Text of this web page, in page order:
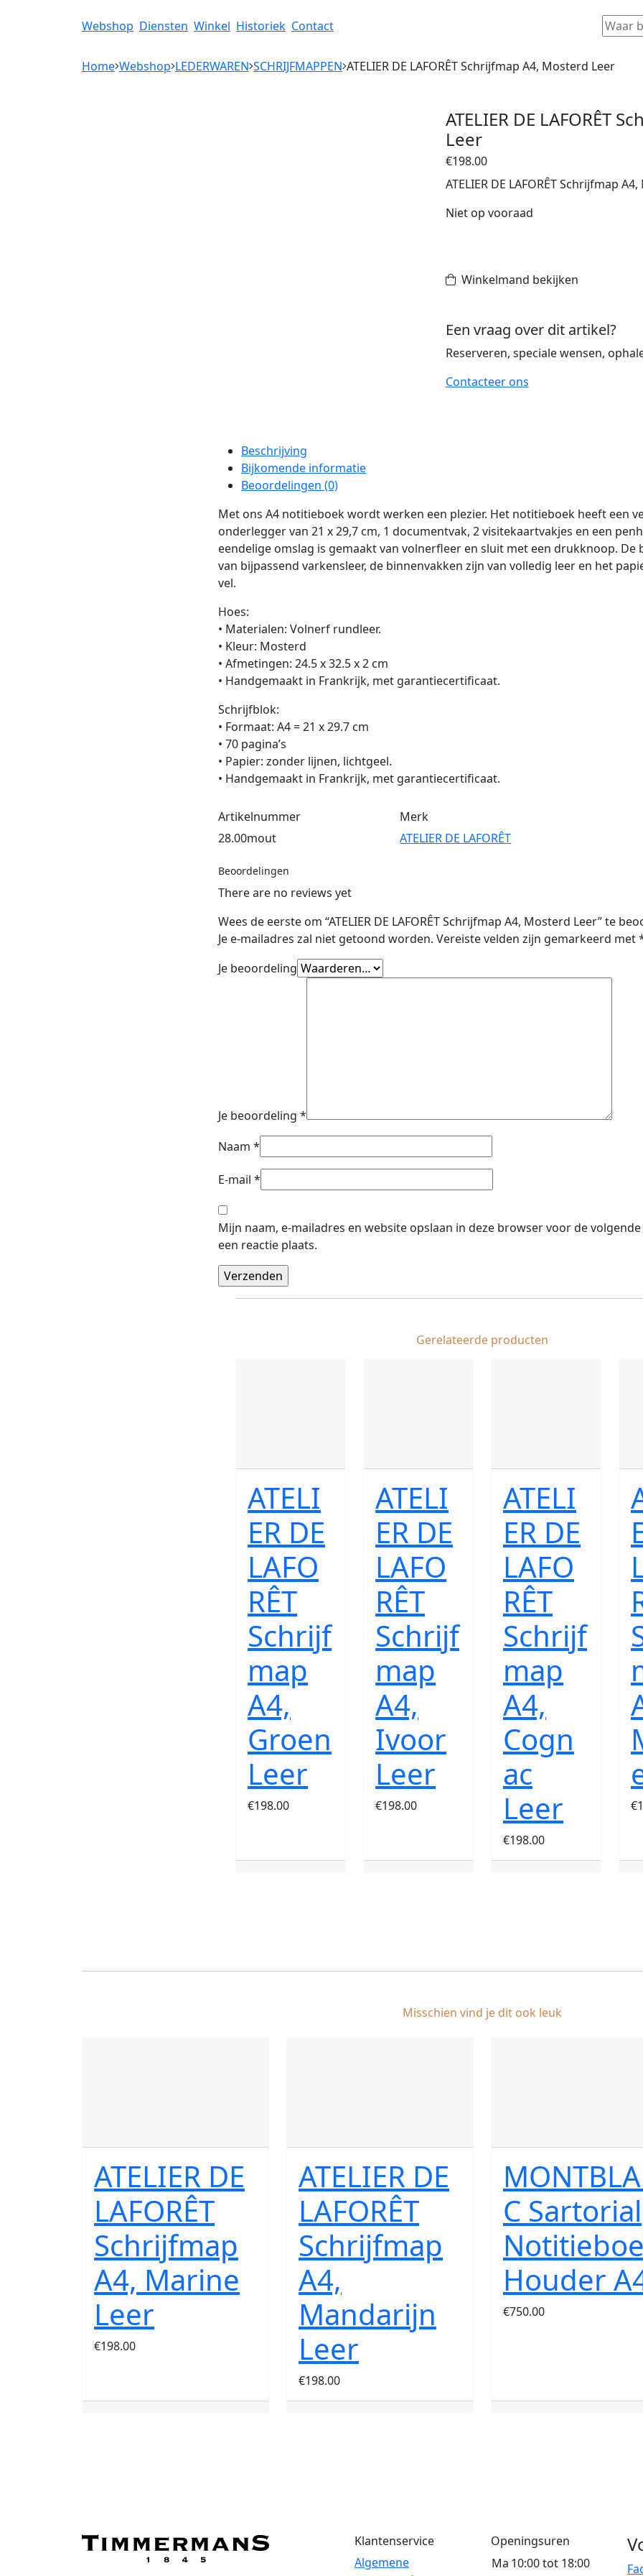
Webshop Diensten Winkel Historiek Contact Zoeken
Home Webshop LEDERWAREN SCHRIJFMAPPEN ATELIER DE LAFORÊT Schrijfmap A4, Mosterd Leer
ATELIER DE LAFORÊT
Leer
€198.00
ATELIER DE LAFORÊT Schrijfmap
Niet op vooraad
Winkelmand bekijken
Een vraag over dit artikel?
Reserveren, speciale wensen,
Contacteer ons
Beschrijving
Bijkomende informatie
Beoordelingen (0)
Met ons A4 notitieboek wordt werken een plezier. Het notitieboek heeft een
onderlegger van 21 x 29,7 cm, 1 documentvak, 2 visitekaartvakjes en een
eendelige omslag is gemaakt van volnerfleer en sluit met een drukknoop. De
van bijpassend varkensleer, de binnenvakken zijn van volledig leer en het
vel.
Hoes:
• Materialen: Volnerf rundleer.
• Kleur: Mosterd
• Afmetingen: 24.5 x 32.5 x 2 cm
• Handgemaakt in Frankrijk, met garantiecertificaat.
Schrijfblok:
• Formaat: A4 = 21 x 29.7 cm
• 70 pagina’s
• Papier: zonder lijnen, lichtgeel.
• Handgemaakt in Frankrijk, met garantiecertificaat.
Artikelnummer
28.00mout
Merk
ATELIER DE LAFORÊT
Beoordelingen
There are no reviews yet
Wees de eerste om “ATELIER DE LAFORÊT Schrijfmap A4, Mosterd Leer” te
Je e-mailadres zal niet getoond worden. Vereiste velden zijn gemarkeerd met
Je beoordeling
Je beoordeling *
Naam *
E-mail *
Mijn naam, e-mailadres en website opslaan in deze browser voor de
een reactie plaats.
Gerelateerde producten
ATELI
ER DE
LAFO
RÊT
Schrijf
map
A4,
Groen
Leer
€198.00
ATELI
ER DE
LAFO
RÊT
Schrijf
map
A4,
Ivoor
Leer
€198.00
ATELI
ER DE
LAFO
RÊT
Schrijf
map
A4,
Cogn
ac
Leer
€198.00
€
Misschien vind je dit ook leuk
ATELIER DE
LAFORÊT
Schrijfmap
A4, Marine
Leer
€198.00
ATELIER DE
LAFORÊT
Schrijfmap
A4,
Mandarijn
Leer
€198.00
C Sartorial
Houder
€750.00
Klantenservice
Algemene
Openingsuren
Ma 10:00 tot 18:00